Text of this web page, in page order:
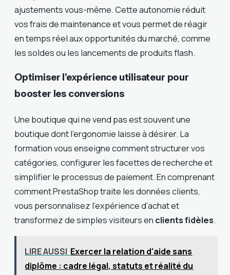
ajustements vous-même. Cette autonomie réduit
vos frais de maintenance et vous permet de réagir
en temps réel aux opportunités du marché, comme
les soldes ou les lancements de produits flash.
Optimiser l’expérience utilisateur pour
booster les conversions
Une boutique qui ne vend pas est souvent une
boutique dont l’ergonomie laisse à désirer. La
formation vous enseigne comment structurer vos
catégories, configurer les facettes de recherche et
simplifier le processus de paiement. En comprenant
comment PrestaShop traite les données clients,
vous personnalisez l’expérience d’achat et
transformez de simples visiteurs en clients fidèles.
LIRE AUSSI Exercer la relation d'aide sans
diplôme : cadre légal, statuts et réalité du